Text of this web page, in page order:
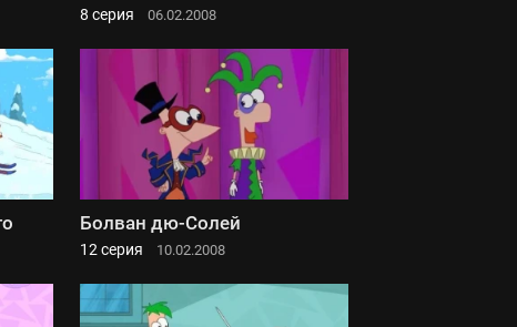
8 серия 06.02.2008
Болван дю-Солей
12 серия 10.02.2008